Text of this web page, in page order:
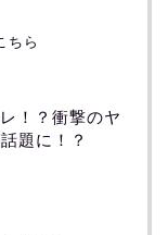
ちら
！？衝撃のヤ
題に！？